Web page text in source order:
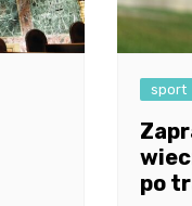
sport
po